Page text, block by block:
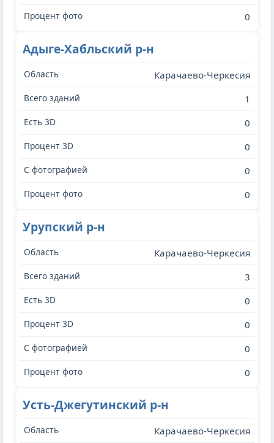
0
Адыге-Хабльский р-н
Карачаево-Черкесия
1
0
0
0
0
Урупский р-н
Карачаево-Черкесия
3
0
0
0
0
Усть-Джегутинский р-н
Карачаево-Черкесия